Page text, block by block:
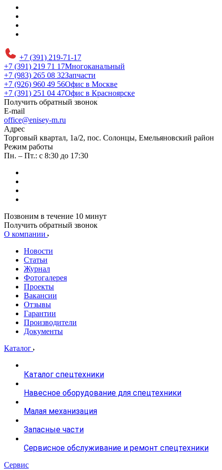
+7 (391) 219-71-17
+7 (391) 219 71 17Многоканальный
+7 (983) 265 08 32Запчасти
+7 (926) 960 49 56Офис в Москве
+7 (391) 251 04 47Офис в Красноярске
Получить обратный звонок
E-mail
office@enisey-m.ru
Адрес
​Торговый квартал, 1а/2, пос. Солонцы, Емельяновский район
Режим работы
Пн. – Пт.: с 8:30 до 17:30
Позвоним в течение 10 минут
Получить обратный звонок
О компании
Новости
Статьи
Журнал
Фотогалерея
Проекты
Вакансии
Отзывы
Гарантии
Производители
Документы
Каталог
Каталог спецтехники
Навесное оборудование для спецтехники
Малая механизация
Запасные части
Сервисное обслуживание и ремонт спецтехники
Сервис